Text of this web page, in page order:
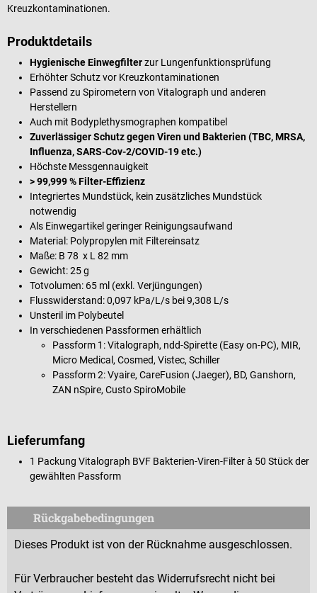
Kreuzkontaminationen.
Produktdetails
Hygienische Einwegfilterzur Lungenfunktionsprüfung
Erhöhter Schutz vor Kreuzkontaminationen
Passend zu Spirometern von Vitalograph und anderen
Herstellern
Auch mit Bodyplethysmographen kompatibel
Zuverlässiger Schutz gegen Viren und Bakterien (TBC, MRSA,
Influenza, SARS-Cov-2/COVID-19 etc.)
Höchste Messgennauigkeit
> 99,999 % Filter-Effizienz
Integriertes Mundstück, kein zusätzliches Mundstück
notwendig
Als Einwegartikel geringer Reinigungsaufwand
Material: Polypropylen mit Filtereinsatz
Maße: B 78 x L 82 mm
Gewicht: 25 g
Totvolumen: 65 ml (exkl. Verjüngungen)
Flusswiderstand: 0,097 kPa/L/s bei 9,308 L/s
Unsteril im Polybeutel
In verschiedenen Passformen erhältlich
Passform 1: Vitalograph, ndd-Spirette (Easy on-PC), MIR,
Micro Medical, Cosmed, Vistec, Schiller
Passform 2: Vyaire, CareFusion (Jaeger), BD, Ganshorn,
ZAN nSpire, Custo SpiroMobile
Lieferumfang
1 Packung Vitalograph BVF Bakterien-Viren-Filter à 50 Stück der
gewählten Passform
Rückgabebedingungen
Dieses Produkt ist von der Rücknahme ausgeschlossen.
Für Verbraucher besteht das Widerrufsrecht nicht bei